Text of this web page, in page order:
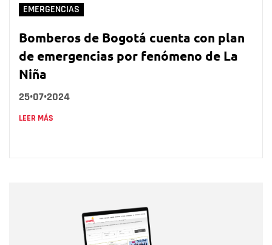
EMERGENCIAS
Bomberos de Bogotá cuenta con plan
de emergencias por fenómeno de La
Niña
25•07•2024
LEER MÁS
Correo electrónico